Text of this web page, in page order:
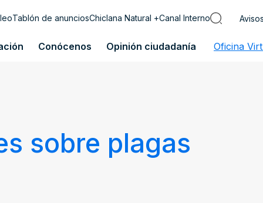
Tablón de anunciosChiclana Natural +Canal Interno
Conócenos Opinión ciudadanía Oficina
sobre plagas